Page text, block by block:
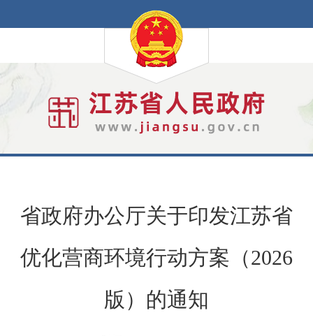
省政府办公厅关于印发江苏省
优化营商环境行动方案（2026
版）的通知